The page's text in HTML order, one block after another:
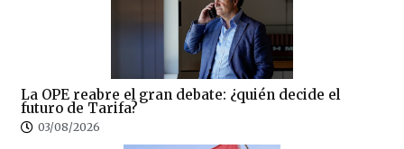
La OPE reabre el gran debate: ¿quién decide el
futuro de Tarifa?
03/08/2026